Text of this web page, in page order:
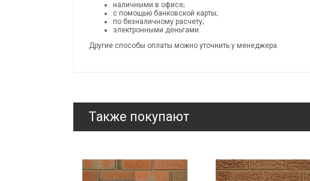
наличными в офисе;
с помощью банковской карты;
по безналичному расчету;
электронными деньгами.
Другие способы оплаты можно уточнить у менеджера.
Также покупают